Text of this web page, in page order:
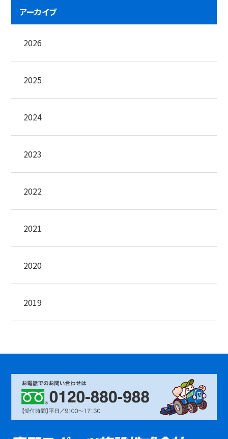
アーカイブ
2026
2025
2024
2023
2022
2021
2020
2019